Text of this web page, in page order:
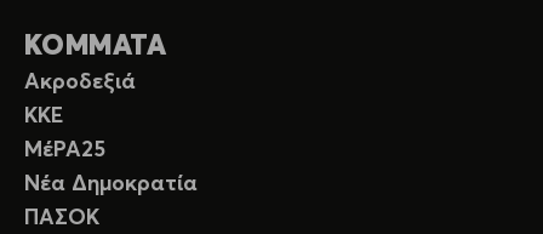
ΚΟΜΜΑΤΑ
Ακροδεξιά
ΚΚΕ
ΜέΡΑ25
Νέα Δημοκρατία
ΠΑΣΟΚ